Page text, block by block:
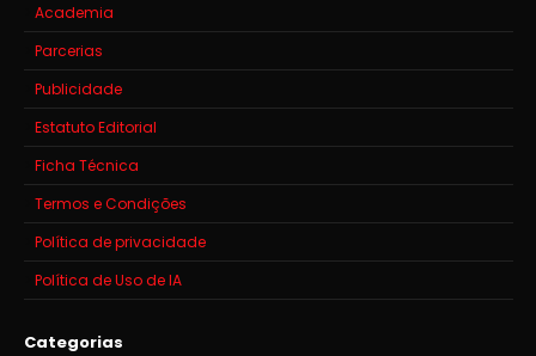
Academia
Parcerias
Publicidade
Estatuto Editorial
Ficha Técnica
Termos e Condições
Política de privacidade
Política de Uso de IA
Categorias